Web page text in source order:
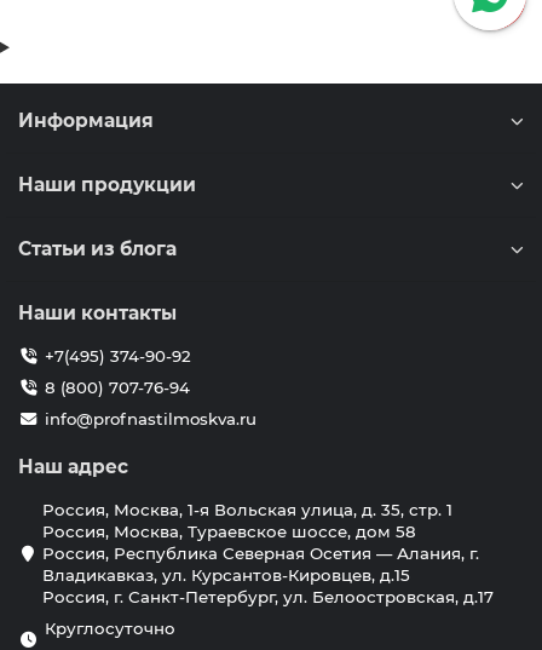
Информация
Наши продукции
Статьи из блога
Наши контакты
+7(495) 374-90-92
8 (800) 707-76-94
info@profnastilmoskva.ru
Наш адрес
Россия, Москва, 1-я Вольская улица, д. 35, стр. 1
Россия, Москва, Тураевское шоссе, дом 58
Россия, Республика Северная Осетия — Алания, г.
Владикавказ, ул. Курсантов-Кировцев, д.15
Россия, г. Санкт-Петербург, ул. Белоостровская, д.17
Круглосуточно